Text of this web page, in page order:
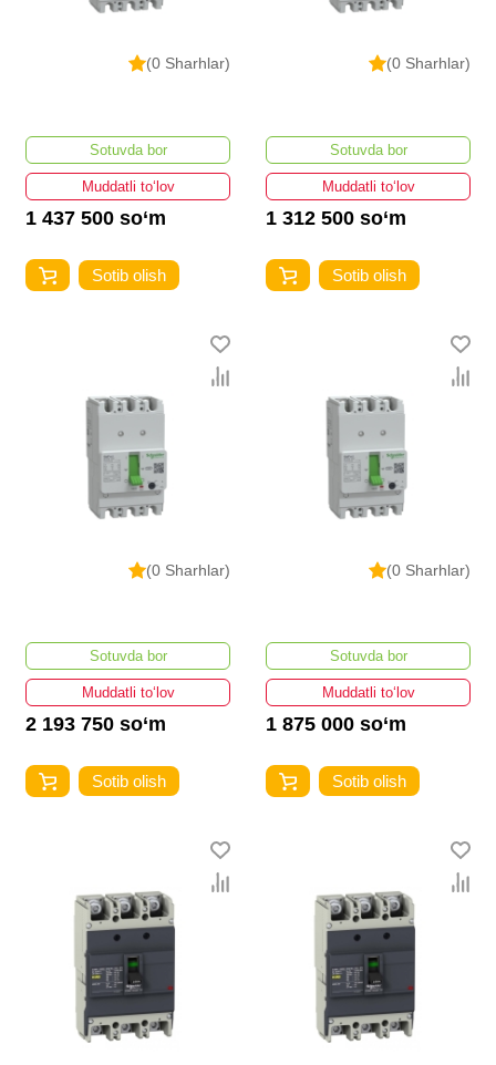
(0 Sharhlar)
Sotuvda bor
Muddatli to‘lov
1 437 500 so‘m
Sotib olish
(0 Sharhlar)
Sotuvda bor
Muddatli to‘lov
1 312 500 so‘m
Sotib olish
(0 Sharhlar)
Sotuvda bor
Muddatli to‘lov
2 193 750 so‘m
Sotib olish
(0 Sharhlar)
Sotuvda bor
Muddatli to‘lov
1 875 000 so‘m
Sotib olish